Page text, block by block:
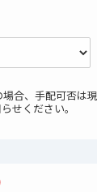
合、手配可否は
せください。